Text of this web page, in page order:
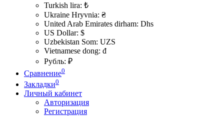
Turkish lira: ₺
Ukraine Hryvnia: ₴
United Arab Emirates dirham: Dhs
US Dollar: $
Uzbekistan Som: UZS
Vietnamese dong: đ
Рубль: ₽
Сравнение0
Закладки0
Личный кабинет
Авторизация
Регистрация